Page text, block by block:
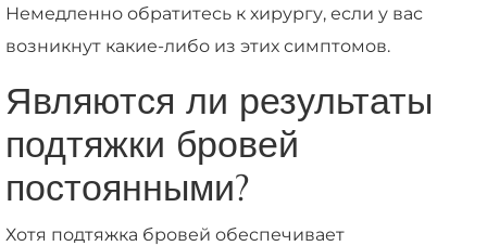
Немедленно обратитесь к хирургу, если у вас
возникнут какие-либо из этих симптомов.
Являются ли результаты
подтяжки бровей
постоянными?
Хотя подтяжка бровей обеспечивает